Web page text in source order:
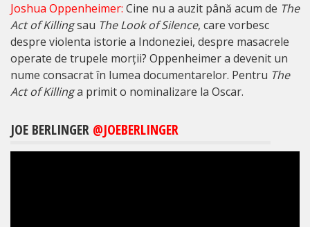
Joshua Oppenheimer: Cine nu a auzit până acum de The
Act of Killingsau The Look of Silence, care vorbesc
despre violenta istorie a Indoneziei, despre masacrele
operate de trupele morții? Oppenheimer a devenit un
nume consacrat în lumea documentarelor. Pentru The
Act of Killinga primit o nominalizare la Oscar.
JOE BERLINGER @JOEBERLINGER